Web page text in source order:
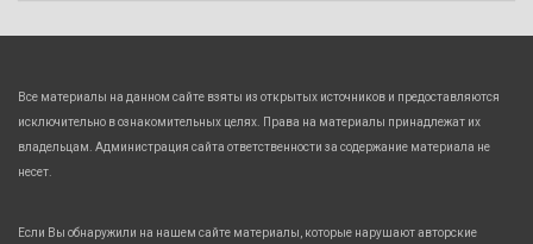
Все материалы на данном сайте взяты из открытых источников и предоставляются
исключительно в ознакомительных целях. Права на материалы принадлежат их
владельцам. Администрация сайта ответственности за содержание материала не
несет.
Если Вы обнаружили на нашем сайте материалы, которые нарушают авторские